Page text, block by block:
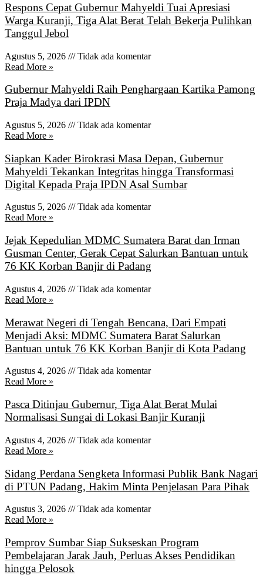
Respons Cepat Gubernur Mahyeldi Tuai Apresiasi
Warga Kuranji, Tiga Alat Berat Telah Bekerja Pulihkan
Tanggul Jebol
Agustus 5, 2026
Tidak ada komentar
Read More »
Gubernur Mahyeldi Raih Penghargaan Kartika Pamong
Praja Madya dari IPDN
Agustus 5, 2026
Tidak ada komentar
Read More »
Siapkan Kader Birokrasi Masa Depan, Gubernur
Mahyeldi Tekankan Integritas hingga Transformasi
Digital Kepada Praja IPDN Asal Sumbar
Agustus 5, 2026
Tidak ada komentar
Read More »
Jejak Kepedulian MDMC Sumatera Barat dan Irman
Gusman Center, Gerak Cepat Salurkan Bantuan untuk
76 KK Korban Banjir di Padang
Agustus 4, 2026
Tidak ada komentar
Read More »
Merawat Negeri di Tengah Bencana, Dari Empati
Menjadi Aksi: MDMC Sumatera Barat Salurkan
Bantuan untuk 76 KK Korban Banjir di Kota Padang
Agustus 4, 2026
Tidak ada komentar
Read More »
Pasca Ditinjau Gubernur, Tiga Alat Berat Mulai
Normalisasi Sungai di Lokasi Banjir Kuranji
Agustus 4, 2026
Tidak ada komentar
Read More »
Sidang Perdana Sengketa Informasi Publik Bank Nagari
di PTUN Padang, Hakim Minta Penjelasan Para Pihak
Agustus 3, 2026
Tidak ada komentar
Read More »
Pemprov Sumbar Siap Sukseskan Program
Pembelajaran Jarak Jauh, Perluas Akses Pendidikan
hingga Pelosok